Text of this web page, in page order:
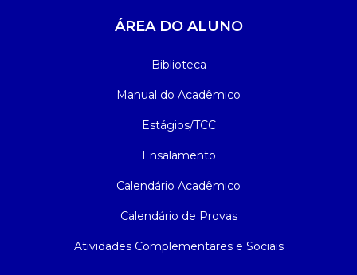
ÁREA DO ALUNO
Biblioteca
Manual do Acadêmico
Estágios/TCC
Ensalamento
Calendário Acadêmico
Calendário de Provas
Atividades Complementares e Sociais